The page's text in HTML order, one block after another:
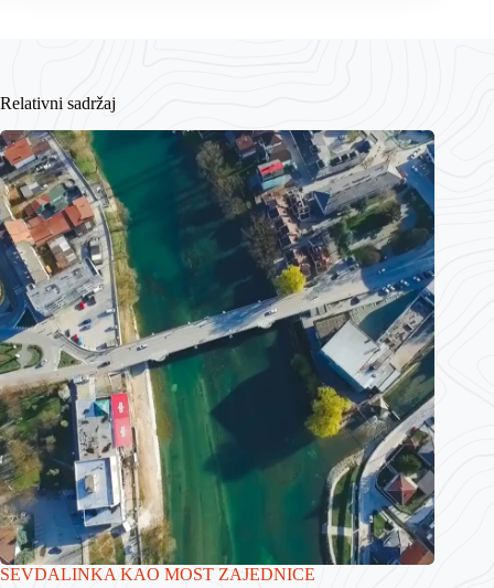
Relativni sadržaj
SEVDALINKA KAO MOST ZAJEDNICE